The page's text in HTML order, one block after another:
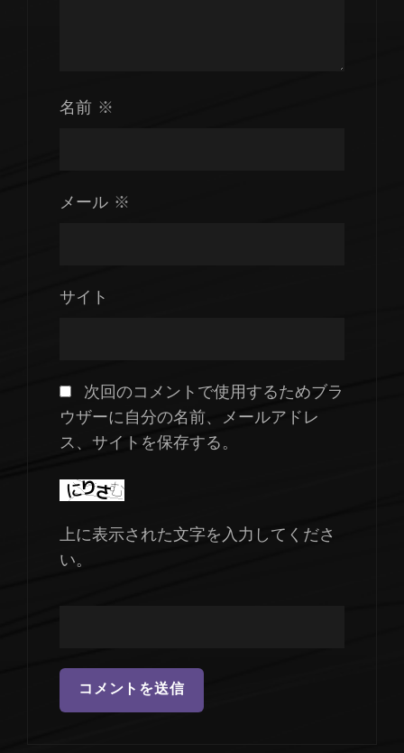
名前 ※
メール ※
サイト
次回のコメントで使用するためブラ
ウザーに自分の名前、メールアドレ
ス、サイトを保存する。
上に表示された文字を入力してくださ
い。